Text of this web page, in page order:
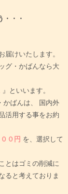
・・・
届けいたします。
グ・かばんなら大
』といいます。
ばんは、
国内外
活用する事をお約
０円 を、選択して
とはゴミの削減に
ると考えておりま